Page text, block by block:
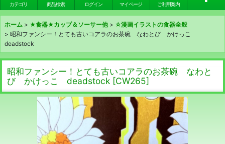
カテゴリ 商品検索 ログイン マイページ ご利用案内
ホーム > ★食器★カップ＆ソーサー他 > ☆漫画イラストの食器全般
> 昭和ファンシー！とても古いコアラのお茶碗 なわとび かけっこ
deadstock
昭和ファンシー！とても古いコアラのお茶碗 なわと
び かけっこ deadstock [CW265]